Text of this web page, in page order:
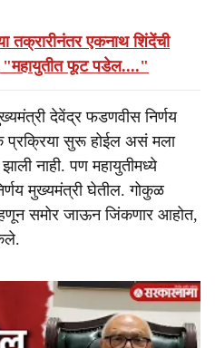
तक्रारीनंतर एकनाथ शिंदेंची
"महायुतीत फूट पडेल...."
देवेंद्र फडणवीस निर्णय
सुरू होईल असं मला
नाही. पण महायुतीमध्ये
मुख्यमंत्री घेतील. गोकुळ
समोर जाऊन जिंकणार आहोत,